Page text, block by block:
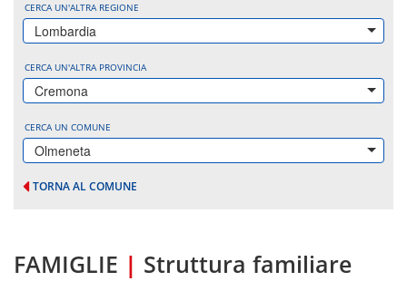
CERCA UN'ALTRA REGIONE
Lombardia
CERCA UN'ALTRA PROVINCIA
Cremona
CERCA UN COMUNE
Olmeneta
TORNA AL COMUNE
FAMIGLIE | Struttura familiare